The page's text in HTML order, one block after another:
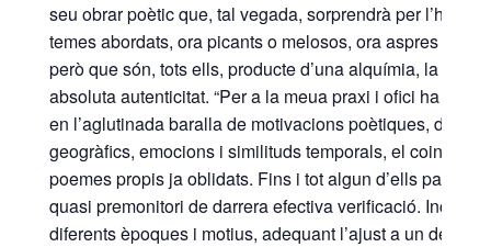
seu obrar poètic que, tal vegada, sorprendrà per
temes abordats, ora picants o melosos, ora aspres o
però que són, tots ells, producte d’una alquímia, la
absoluta autenticitat. “Per a la meua praxi i ofici ha sigut
en l’aglutinada baralla de motivacions poètiques, dates,
geogràfics, emocions i similituds temporals, el
poemes propis ja oblidats. Fins i tot algun d’ells parell a
quasi premonitori de darrera efectiva verificació.
diferents èpoques i motius, adequant l’ajust a un